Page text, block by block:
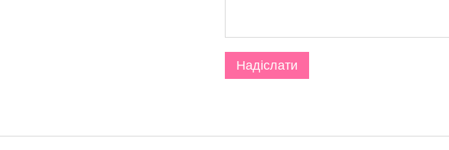
Надіслати